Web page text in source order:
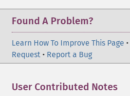
Found A Problem?
Learn How To Improve This Page •
Request • Report a Bug
User Contributed Notes